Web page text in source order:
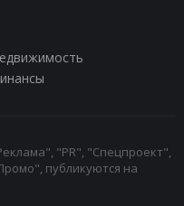
"PR", "Спецпроект",
публикуются на